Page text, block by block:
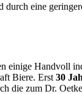
eine
einige Handvoll
Biere. Erst 30
die zum Dr.